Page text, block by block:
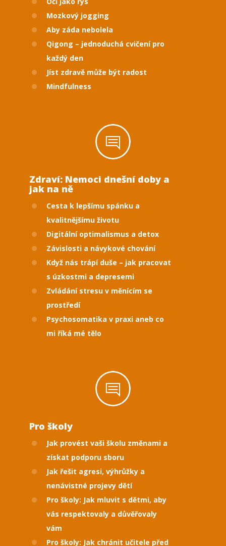
Mozkový jogging
Aby záda nebolela
Qigong – jednoduchá cvičení pro
každý den
Jíst zdravě může být radost
Mindfulness
Zdraví: Nemoci dnešní doby a
jak na ně
Cesta k lepšímu spánku a
kvalitnějšímu životu
Digitální optimalismus a detox
Závislosti a návykové chování
Když nás trápí duše – jak pracovat
s úzkostmi a depresemi
Zvládání stresu v měnícím se
prostředí
Psychosomatika v praxi aneb co
mi říká mé tělo
Pro školy
Jak provést vaši školu změnami a
získat podporu sboru
Jak řešit agresi, výhrůžky a
nenávistné projevy dětí
Pro školy: Jak mluvit s dětmi, aby
vás respektovaly a důvěřovaly
vám
Pro školy: Jak chránit učitele před